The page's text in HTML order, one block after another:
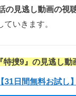
の見逃し動画の視
ていきます。
『特捜9』の見逃し
【31日間無料お試し